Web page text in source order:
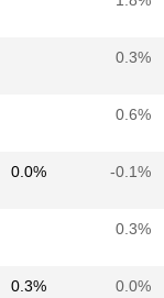
0.3%
0.6%
0.0% -0.1%
0.3%
0.3% 0.0%